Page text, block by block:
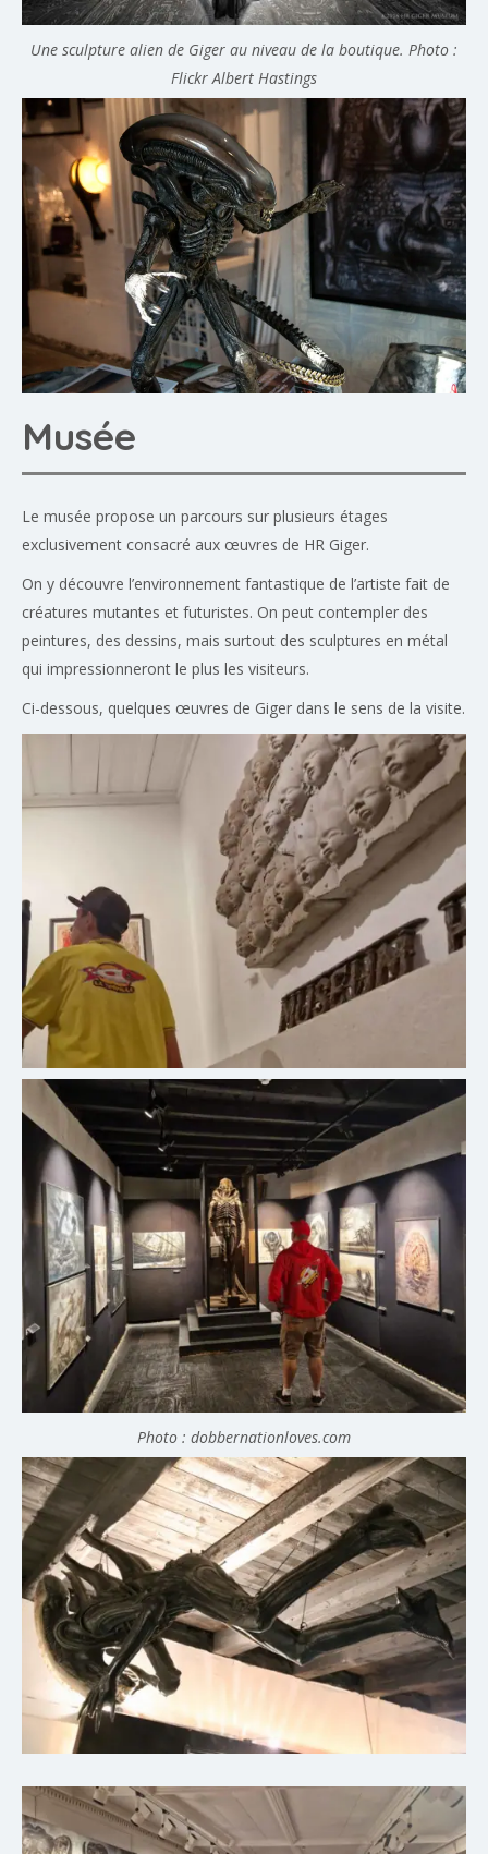
Une sculpture alien de Giger au niveau de la boutique. Photo :
Flickr Albert Hastings
Musée
Le musée propose un parcours sur plusieurs étages
exclusivement consacré aux œuvres de HR Giger.
On y découvre l’environnement fantastique de l’artiste fait de
créatures mutantes et futuristes. On peut contempler des
peintures, des dessins, mais surtout des sculptures en métal
qui impressionneront le plus les visiteurs.
Ci-dessous, quelques œuvres de Giger dans le sens de la visite.
Photo : dobbernationloves.com